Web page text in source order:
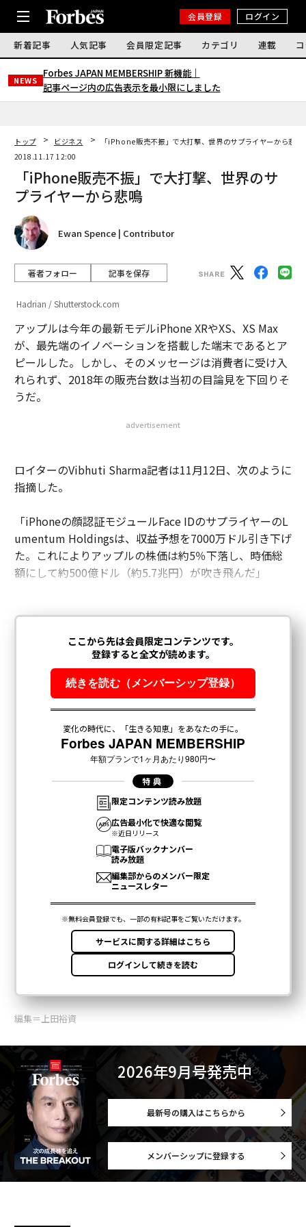
会員登録 ログイン
新着記事 人気記事 会員限定記事 カテゴリ 連載
NEWS
Forbes JAPAN MEMBERSHIP 新機能｜
記事ページ内の広告表示を最小限にしました
トップ ビジネス
「iPhone販売不振」で大打撃、世界のサプライヤーから悲鳴
2018.11.17 12:00
「iPhone販売不振」で大打撃、世界のサ
プライヤーから悲鳴
Ewan Spence | Contributor
著者フォロー 記事を保存
Hadrian / Shutterstock.com
アップルは今年の最新モデルiPhone XRやXS、XS Max
が、最先端のイノベーションを搭載した端末であるとア
ピールした。しかし、そのメッセージは消費者に受け入
れられず、2018年の販売台数は当初の目論見を下回りそ
うだ。
advertisement
ロイターのVibhuti Sharma記者は11月12日、次のように
指摘した。
「iPhoneの顔認証モジュールFace IDのサプライヤーのL
umentum Holdingsは、収益予想を7000万ドル引き下げ
た。これによりアップルの株価は約5％下落し、時価総
額にして約500億ドル（約5.7兆円）が吹き飛んだ」
編集＝上田裕資
2026年9月号発売中
最新号の購入はこちらから
メンバーシップに登録する